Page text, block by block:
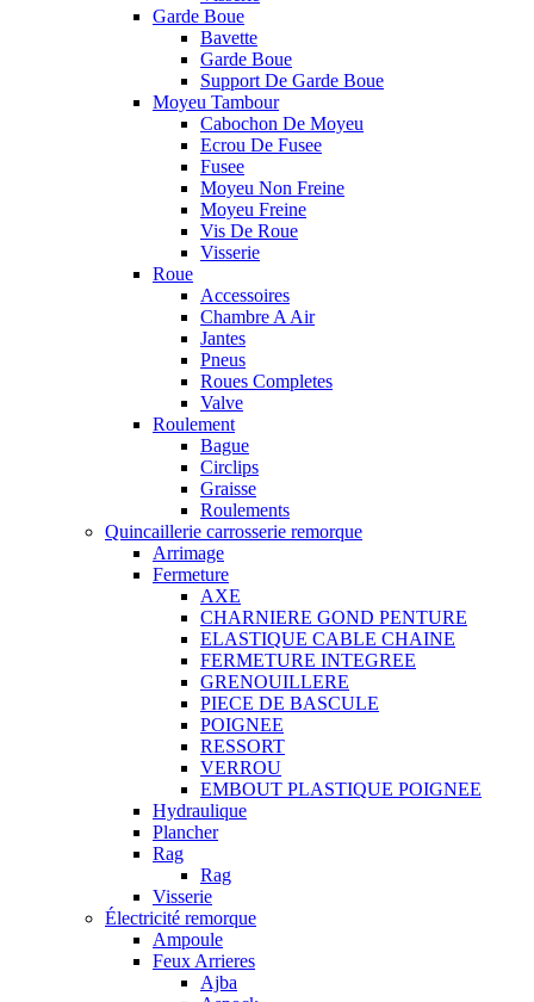
Garde Boue
Bavette
Garde Boue
Support De Garde Boue
Moyeu Tambour
Cabochon De Moyeu
Ecrou De Fusee
Fusee
Moyeu Non Freine
Moyeu Freine
Vis De Roue
Visserie
Roue
Accessoires
Chambre A Air
Jantes
Pneus
Roues Completes
Valve
Roulement
Bague
Circlips
Graisse
Roulements
Quincaillerie carrosserie remorque
Arrimage
Fermeture
AXE
CHARNIERE GOND PENTURE
ELASTIQUE CABLE CHAINE
FERMETURE INTEGREE
GRENOUILLERE
PIECE DE BASCULE
POIGNEE
RESSORT
VERROU
EMBOUT PLASTIQUE POIGNEE
Hydraulique
Plancher
Rag
Rag
Visserie
Électricité remorque
Ampoule
Feux Arrieres
Ajba